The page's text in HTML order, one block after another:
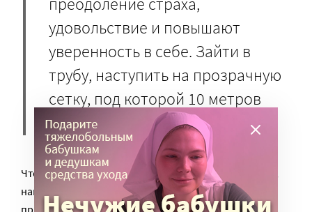
удовольствие и повышают
уверенность в себе. Зайти в
трубу, наступить на прозрачную
сетку, под которой 10 метров
пустоты, — испытание.
Чтобы помочь ребятам победить этот первый страх,
наши инструкторы специально для каждого
придумывали «уловки»: пускали снизу небольшую